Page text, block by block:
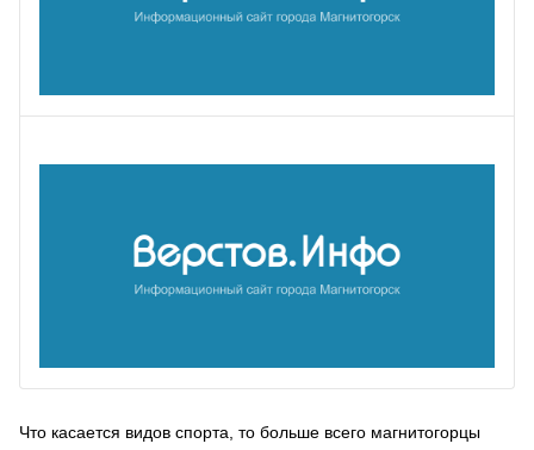
Что касается видов спорта, то больше всего магнитогорцы